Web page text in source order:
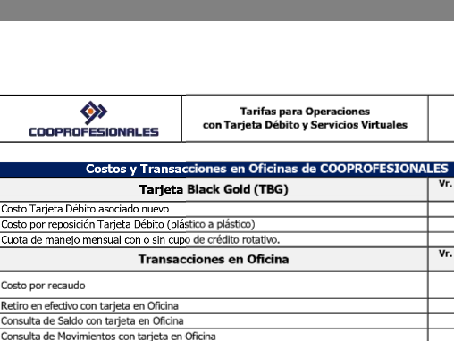
Tarifas para Operaciones
con Tarjeta Débito y Servicios Virtuales
Costos y Transacciones en Oficinas de COOPROFESIONALES
Tarjeta Black Gold (TBG) Vr.
Costo Tarjeta Débito asociado nuevo
Costo por reposición Tarjeta Débito (plástico a plástico)
Cuota de manejo mensual con o sin cupo de crédito rotativo.
Transacciones en Oficina Vr.
Costo por recaudo
Retiro en efectivo con tarjeta en Oficina
Consulta de Saldo con tarjeta en Oficina
Consulta de Movimientos con tarjeta en Oficina